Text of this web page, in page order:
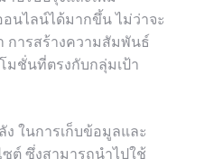
นไลน์ได้มากขึ้น ไม่ว่าจะ
การสร้างความสัมพันธ์
มชั่นที่ตรงกับกลุ่มเป้า
ง ในการเก็บข้อมูลและ
ต์ ซึ่งสามารถนำไปใช้